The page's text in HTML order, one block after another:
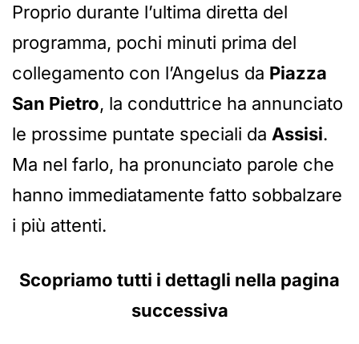
Proprio durante l’ultima diretta del
programma, pochi minuti prima del
collegamento con l’Angelus da Piazza
San Pietro, la conduttrice ha annunciato
le prossime puntate speciali da Assisi.
Ma nel farlo, ha pronunciato parole che
hanno immediatamente fatto sobbalzare
i più attenti.
Scopriamo tutti i dettagli nella pagina
successiva